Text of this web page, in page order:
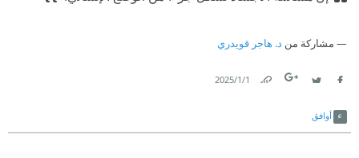
مشاركة من د. هاجر قويدري
1‏/1‏/2025
أوافق